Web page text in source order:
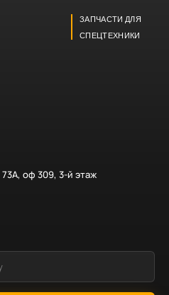
ЗАПЧАСТИ ДЛЯ
СПЕЦТЕХНИКИ
оф 309, 3-й этаж